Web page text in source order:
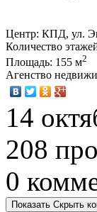
Центр: КПД, ул.
Количество
Площадь: 155 м2
Агенство
14
208
0
Показать Скрыть